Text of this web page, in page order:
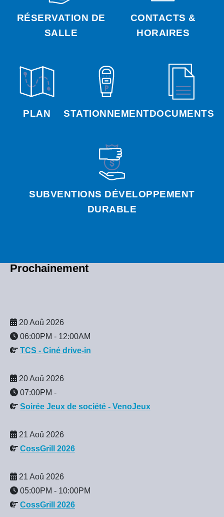
RÉSERVATION DE
SALLE
CONTACTS &
HORAIRES
PLAN STATIONNEMENTDOCUMENTS
SUBVENTIONS DÉVELOPPEMENT
DURABLE
Prochainement
20 Aoû 2026
06:00PM - 12:00AM
TCS - Ciné drive-in
20 Aoû 2026
07:00PM -
Soirée Jeux de société - VenoJeux
21 Aoû 2026
CossGrill 2026
21 Aoû 2026
05:00PM - 10:00PM
CossGrill 2026